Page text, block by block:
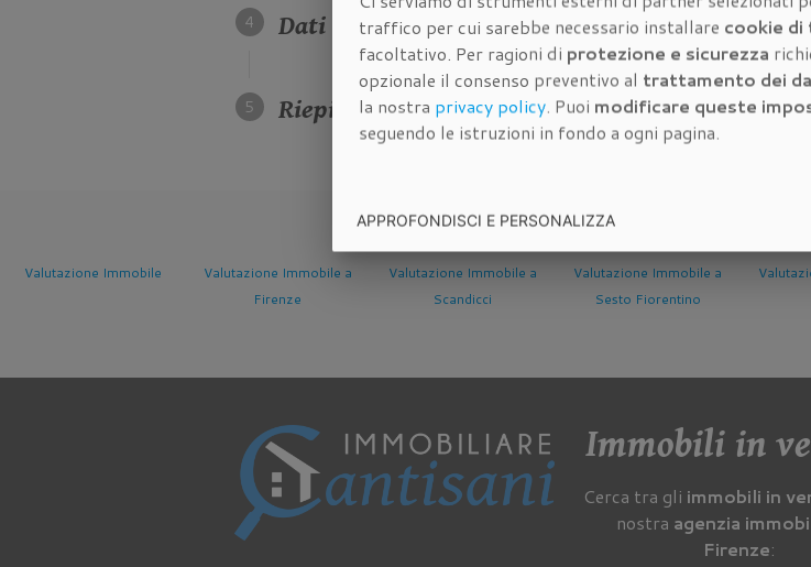
Dati della proprietà dell'immobile da quotare:
Riepilogo dei dati dell'immobile da quotare:
Valutazione Immobile a
Valutazione Immobile a
Scandicci
Valutazione Immobile a
Sesto Fiorentino
Valutazione Immobile a
Empoli
Immobili in
Cerca tra gli immobili in
nostra agenzia
Firenze:
traffico per cui sarebbe necessario installare cookie
facoltativo. Per ragioni di protezione e sicurezza
opzionale il consenso preventivo al trattamento dei
la nostra privacy policy. Puoi modificare queste
seguendo le istruzioni in fondo a ogni pagina.
APPROFONDISCI E PERSONALIZZA